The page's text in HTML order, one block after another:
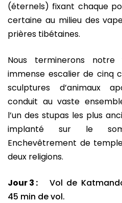
(éternels) fixant chaque
certaine au milieu des
prières tibétaines.
Nous terminerons
immense escalier de cinq
sculptures d’animaux
conduit au vaste
l’un des stupas les plus
implanté sur le
Enchevêtrement de
deux religions.
Jour 3 :
Vol de
45 min de vol.